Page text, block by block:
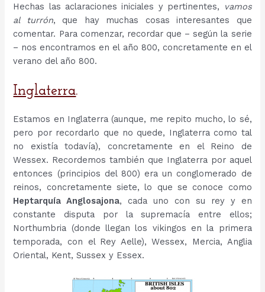
Hechas las aclaraciones iniciales y pertinentes,
vamos
al turrón, que hay muchas cosas interesantes que
comentar. Para comenzar, recordar que – según la serie
– nos encontramos en el año 800, concretamente en el
verano del año 800.
Inglaterra.
Estamos en Inglaterra (aunque, me repito mucho, lo sé,
pero por recordarlo que no quede, Inglaterra como tal
no existía todavía), concretamente en el Reino de
Wessex. Recordemos también que Inglaterra por aquel
entonces (principios del 800) era un conglomerado de
reinos, concretamente siete, lo que se conoce como
Heptarquía Anglosajona, cada uno con su rey y en
constante disputa por la supremacía entre ellos;
Northumbria (donde llegan los vikingos en la primera
temporada, con el Rey Aelle), Wessex, Mercia, Anglia
Oriental, Kent, Sussex y Essex.